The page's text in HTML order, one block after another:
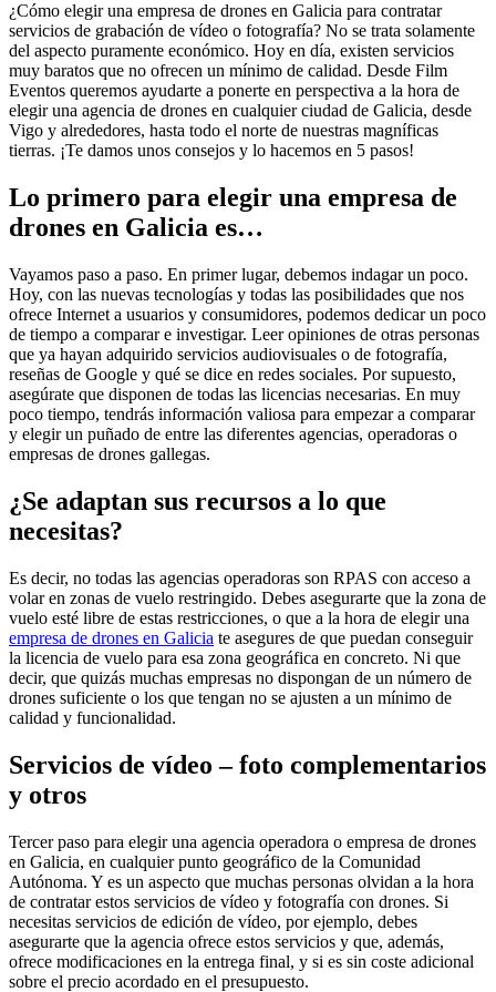
¿Cómo elegir una empresa de drones en Galicia para contratar
servicios de grabación de vídeo o fotografía? No se trata solamente
del aspecto puramente económico. Hoy en día, existen servicios
muy baratos que no ofrecen un mínimo de calidad. Desde Film
Eventos queremos ayudarte a ponerte en perspectiva a la hora de
elegir una agencia de drones en cualquier ciudad de Galicia, desde
Vigo y alrededores, hasta todo el norte de nuestras magníficas
tierras. ¡Te damos unos consejos y lo hacemos en 5 pasos!
Lo primero para elegir una empresa de
drones en Galicia es…
Vayamos paso a paso. En primer lugar, debemos indagar un poco.
Hoy, con las nuevas tecnologías y todas las posibilidades que nos
ofrece Internet a usuarios y consumidores, podemos dedicar un poco
de tiempo a comparar e investigar. Leer opiniones de otras personas
que ya hayan adquirido servicios audiovisuales o de fotografía,
reseñas de Google y qué se dice en redes sociales. Por supuesto,
asegúrate que disponen de todas las licencias necesarias. En muy
poco tiempo, tendrás información valiosa para empezar a comparar
y elegir un puñado de entre las diferentes agencias, operadoras o
empresas de drones gallegas.
¿Se adaptan sus recursos a lo que
necesitas?
Es decir, no todas las agencias operadoras son RPAS con acceso a
volar en zonas de vuelo restringido. Debes asegurarte que la zona de
vuelo esté libre de estas restricciones, o que a la hora de elegir una
empresa de drones en Galicia te asegures de que puedan conseguir
la licencia de vuelo para esa zona geográfica en concreto. Ni que
decir, que quizás muchas empresas no dispongan de un número de
drones suficiente o los que tengan no se ajusten a un mínimo de
calidad y funcionalidad.
Servicios de vídeo – foto complementarios
y otros
Tercer paso para elegir una agencia operadora o empresa de drones
en Galicia, en cualquier punto geográfico de la Comunidad
Autónoma. Y es un aspecto que muchas personas olvidan a la hora
de contratar estos servicios de vídeo y fotografía con drones. Si
necesitas servicios de edición de vídeo, por ejemplo, debes
asegurarte que la agencia ofrece estos servicios y que, además,
ofrece modificaciones en la entrega final, y si es sin coste adicional
sobre el precio acordado en el presupuesto.